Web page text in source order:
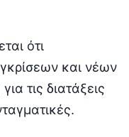
ότι
και νέων
τις διατάξεις